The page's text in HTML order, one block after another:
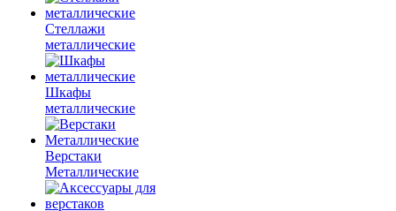
Стеллажи
металлические
Шкафы
металлические
Верстаки
Металлические